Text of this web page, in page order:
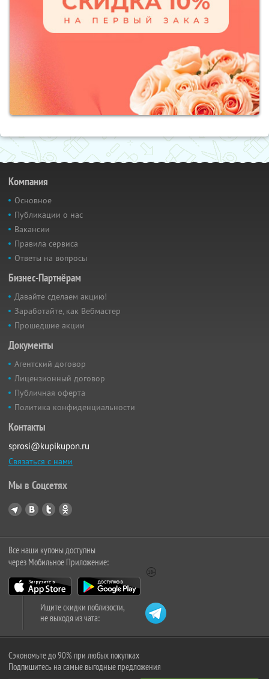
Компания
Основное
Публикации о нас
Вакансии
Правила сервиса
Ответы на вопросы
Бизнес-Партнёрам
Давайте сделаем акцию!
Заработайте, как Вебмастер
Прошедшие акции
Документы
Агентский договор
Лицензионный договор
Публичная оферта
Политика конфиденциальности
Контакты
sprosi@kupikupon.ru
Связаться с нами
Мы в Соцсетях
Все наши купоны доступны
через Мобильное Приложение:
Ищите скидки поблизости,
не выходя из чата:
Сэкономьте до 90% при любых покупках
Подпишитесь на самые выгодные предложения